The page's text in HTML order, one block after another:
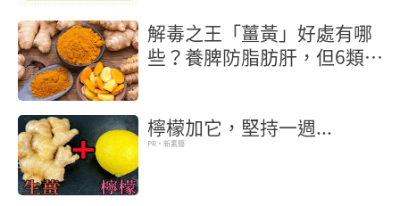
解毒之王「薑黃」好處有哪
些？養脾防脂肪肝，但6類人
檸檬加它，堅持一週...
PR・新素簡